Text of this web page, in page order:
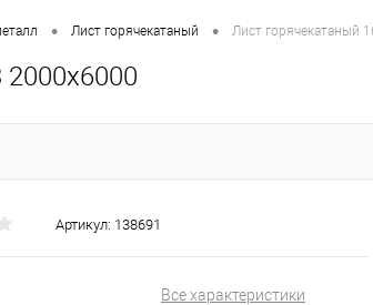
• Лист горячекатаный • Лист горячекатаный
Артикул: 138691
Все характеристики